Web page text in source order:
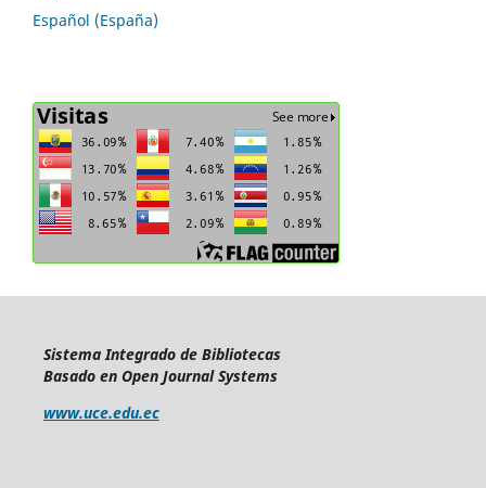
Español (España)
Sistema Integrado de Bibliotecas
Basado en Open Journal Systems
www.uce.edu.ec